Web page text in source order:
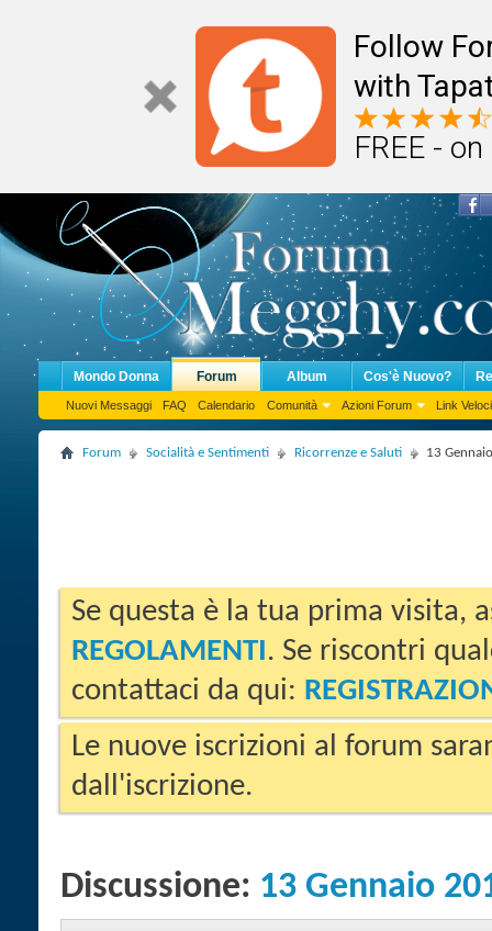
Follow
with
FREE -
Mondo Donna Forum
Nuovi Messaggi FAQ Calendario Comunità Azioni Forum Link Veloci
Album Cos'è Nuovo?
Forum Socialità e Sentimenti Ricorrenze e Saluti 13
Se questa è la tua prima visita,
REGOLAMENTI. Se riscontri
contattaci da qui:
Le nuove iscrizioni al forum
dall'iscrizione.
Discussione: 13 Gennaio